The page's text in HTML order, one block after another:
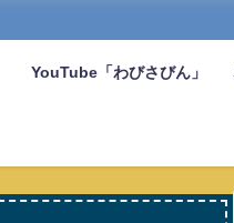
YouTube「わびさびん」